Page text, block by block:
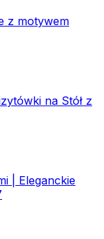
z motywem
na Stół z
| Eleganckie